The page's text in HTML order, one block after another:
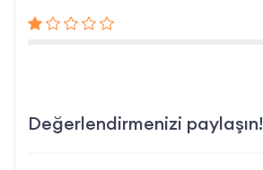
Değerlendirmenizi paylaşın!